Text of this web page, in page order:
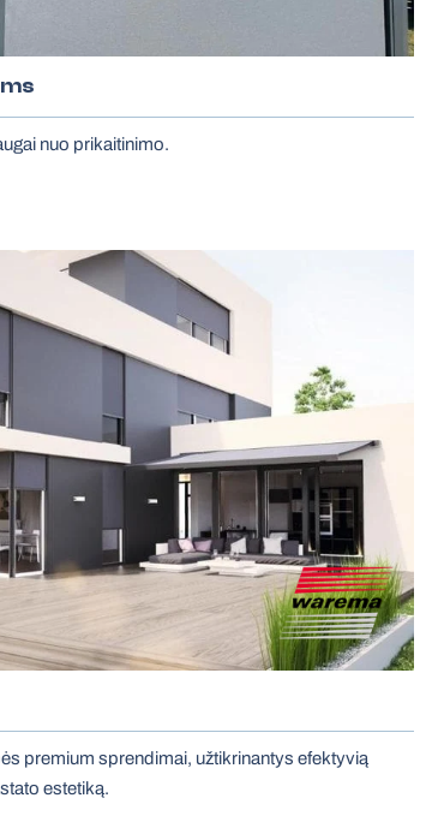
nuo prikaitinimo.
premium sprendimai, užtikrinantys efektyvią
estetiką.